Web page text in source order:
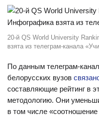
20-й QS World University
взята из телеграм-канала
По данным телеграм-
белорусских вузов
составляющие рейтинг в
методологию. Они
в том числе